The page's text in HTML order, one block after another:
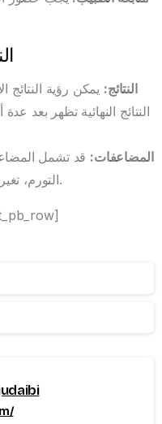
النتائج: يمكن رؤية النتائج
النتائج النهائية تظهر بعد
المضاعفات: قد تشمل
التورم، تغير الحساسية في منطقة الجراحة.